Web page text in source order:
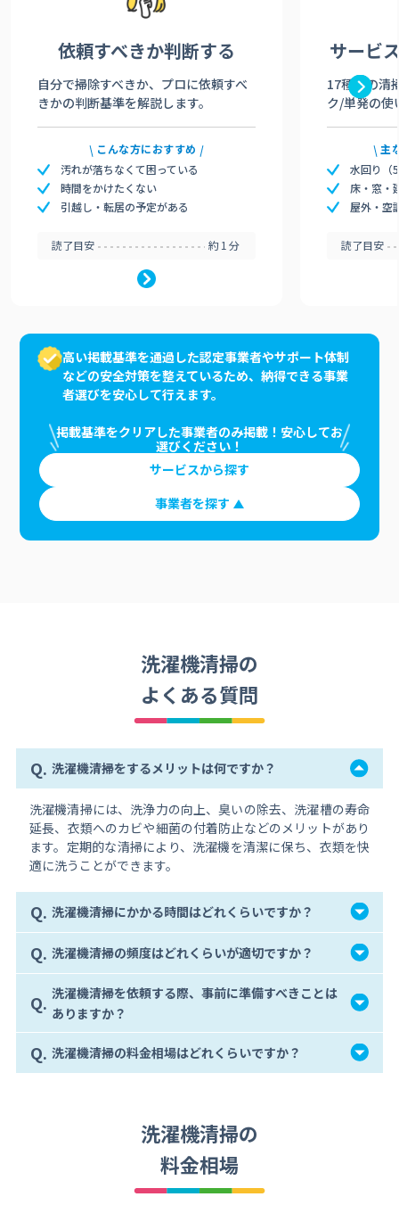
依頼すべきか判断する
自分で掃除すべきか、プロに依頼すべ
きかの判断基準を解説します。
こんな方におすすめ
汚れが落ちなくて困っている
時間をかけたくない
引越し・転居の予定がある
読了目安 約1分
サービ
17種類の清
ク/単発の使
主
水回り（
床・窓・
屋外・空
読了目安
高い掲載基準を通過した認定事業者やサポート体制
などの安全対策を整えているため、納得できる事業
者選びを安心して行えます。
掲載基準をクリアした事業者のみ掲載！安心してお
選びください！
サービスから探す
事業者を探す
洗濯機清掃の
よくある質問
Q. 洗濯機清掃をするメリットは何ですか？
洗濯機清掃には、洗浄力の向上、臭いの除去、洗濯槽の寿命
延長、衣類へのカビや細菌の付着防止などのメリットがあり
ます。定期的な清掃により、洗濯機を清潔に保ち、衣類を快
適に洗うことができます。
Q. 洗濯機清掃にかかる時間はどれくらいですか？
Q. 洗濯機清掃の頻度はどれくらいが適切ですか？
Q. 洗濯機清掃を依頼する際、事前に準備すべきことは
ありますか？
Q. 洗濯機清掃の料金相場はどれくらいですか？
洗濯機清掃の
料金相場